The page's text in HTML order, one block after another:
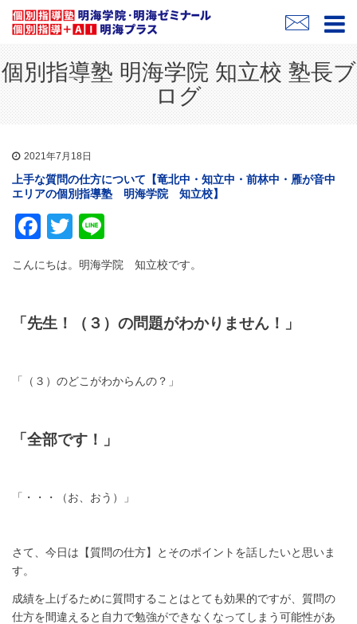
個別指導塾 明海学院 知立校 塾長ブ
ログ
2021年7月18日
上手な質問の仕方について【竜北中・知立中・前林中・雁が音中
エリアの個別指導塾 明海学院 知立校】
Facebook
Twitter
こんにちは。明海学院 知立校です。
「先生！（３）の問題がわかりません！」
「（３）のどこがわからんの？」
「全部です！」
「・・・（お、おう）」
さて、今日は【質問の仕方】とそのポイントを話したいと思いま
す。
成績を上げるために質問することはとても効果的ですが、質問の
仕方を間違えると自力で勉強ができなくなってしまう可能性があ